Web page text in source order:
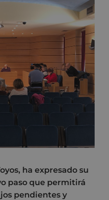
ha expresado su
paso que permitirá
pendientes y